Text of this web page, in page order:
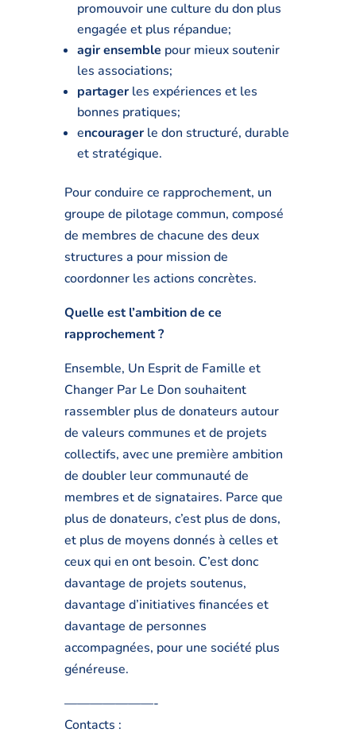
promouvoir une culture du don plus
engagée et plus répandue;
agir ensemble pour mieux soutenir
les associations;
partagerles expériences et les
bonnes pratiques;
encouragerle don structuré, durable
et stratégique.
Pour conduire ce rapprochement, un
groupe de pilotage commun, composé
de membres de chacune des deux
structures a pour mission de
coordonner les actions concrètes.
Quelle est l’ambition de ce
rapprochement ?
Ensemble, Un Esprit de Famille et
Changer Par Le Don souhaitent
rassembler plus de donateurs autour
de valeurs communes et de projets
collectifs, avec une première ambition
de doubler leur communauté de
membres et de signataires. Parce que
plus de donateurs, c’est plus de dons,
et plus de moyens donnés à celles et
ceux qui en ont besoin. C’est donc
davantage de projets soutenus,
davantage d’initiatives financées et
davantage de personnes
accompagnées, pour une société plus
généreuse.
———————-
Contacts :